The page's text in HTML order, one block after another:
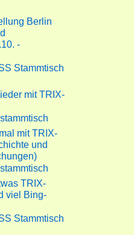
Berlin
-
Stammtisch
mit TRIX-
mit TRIX-
und
TRIX-
viel Bing-
Stammtisch